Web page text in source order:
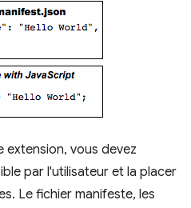
extension, vous devez
par l'utilisateur et la placer
Le fichier manifeste, les